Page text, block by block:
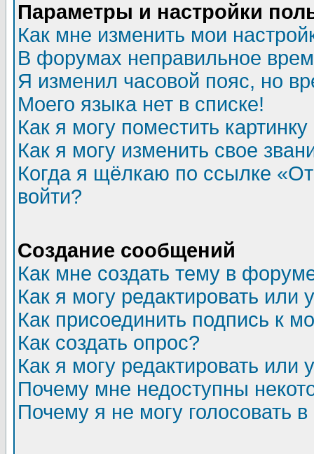
Параметры и настройки
Как мне изменить мои
В форумах неправильное
Я изменил часовой пояс, но
Моего языка нет в списке!
Как я могу поместить
Как я могу изменить свое
Когда я щёлкаю по ссылке
войти?
Создание сообщений
Как мне создать тему в
Как я могу редактировать или
Как присоединить подпись к
Как создать опрос?
Как я могу редактировать или
Почему мне недоступны
Почему я не могу голосовать